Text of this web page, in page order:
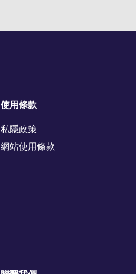
使用條款
私隱政策
網站使用條款